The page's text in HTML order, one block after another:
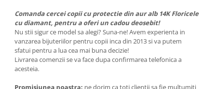
Comanda cercei copii cu protectie din aur alb 14K Floricele
cu diamant, pentru a oferi un cadou deosebit!
Nu stii sigur ce model sa alegi? Suna-ne! Avem experienta in
vanzarea bijuteriilor pentru copii inca din 2013 si va putem
sfatui pentru a lua cea mai buna decizie!
Livrarea comenzii se va face dupa confirmarea telefonica a
acesteia.
Promisiunea noastra: ne dorim ca toti clientii sa fie multumiti